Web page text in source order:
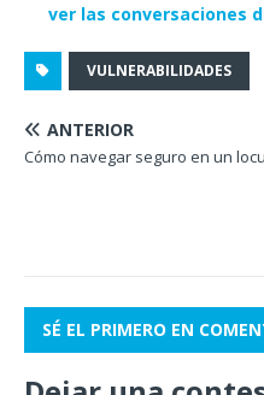
ver las conversaciones
VULNERABILIDADES
ANTERIOR
Cómo navegar seguro en un
SÉ EL PRIMERO EN